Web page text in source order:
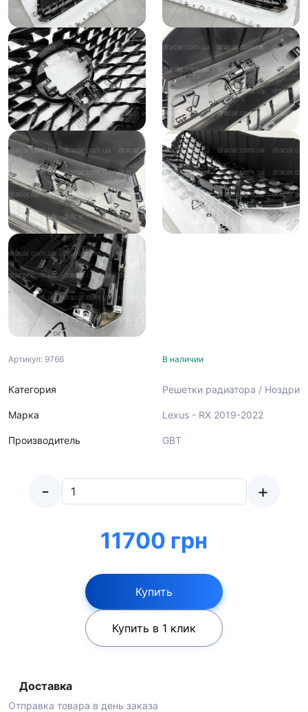
Артикул: 9766
Категория
Марка
Производитель
В наличии
Решетки радиатора / Ноздри
Lexus - RX 2019-2022
GBT
- +
11700 грн
Купить
Купить в 1 клик
Доставка
Отправка товара в день заказа